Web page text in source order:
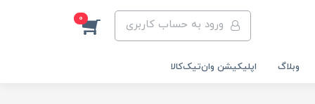
ورود به حساب کاربری 0
وبلاگ اپلیکیشن وان‌تیک‌کالا‌